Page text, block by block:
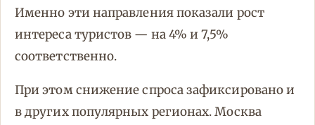
Именно эти направления показали рост
интереса туристов — на 4% и 7,5%
соответственно.
При этом снижение спроса зафиксировано и
в других популярных регионах. Москва